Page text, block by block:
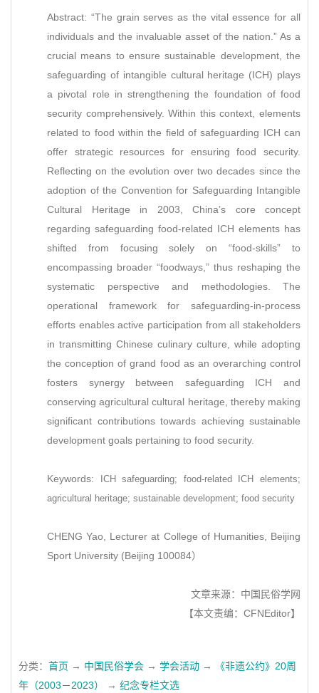
Abstract: “The grain serves as the vital essence for all
individuals and the invaluable asset of the nation.” As a
crucial means to ensure sustainable development, the
safeguarding of intangible cultural heritage (ICH) plays
a pivotal role in strengthening the foundation of food
security comprehensively. Within this context, elements
related to food within the field of safeguarding ICH can
offer strategic resources for ensuring food security.
Reflecting on the evolution over two decades since the
adoption of the Convention for Safeguarding Intangible
Cultural Heritage in 2003, China’s core concept
regarding safeguarding food-related ICH elements has
shifted from focusing solely on “food-skills” to
encompassing broader “foodways,” thus reshaping the
systematic perspective and methodologies. The
operational framework for safeguarding-in-process
efforts enables active participation from all stakeholders
in transmitting Chinese culinary culture, while adopting
the conception of grand food as an overarching control
fosters synergy between safeguarding ICH and
conserving agricultural cultural heritage, thereby making
significant contributions towards achieving sustainable
development goals pertaining to food security.
Keywords:
ICH safeguarding; food-related ICH elements;
agricultural heritage; sustainable development; food security
CHENG Yao, Lecturer at College of Humanities, Beijing
Sport University (Beijing 100084）
文章来源：中国民俗学网
【本文责编：CFNEditor】
分类： 首页 → 中国民俗学会 → 学会活动 →
《非遗公约》20周
年（2003－2023）
→ 纪念专栏文选